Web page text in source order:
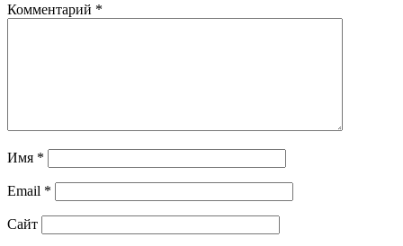
Комментарий *
Имя *
Email *
Сайт